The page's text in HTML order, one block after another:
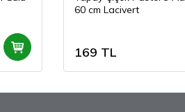
60 cm Lacivert
169 TL